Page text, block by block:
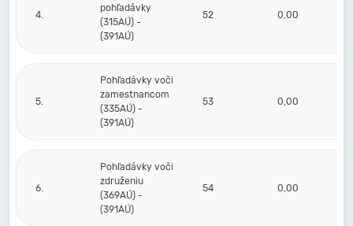
4.
pohľadávky
(315AÚ) -
(391AÚ)
52 0,00
5.
Pohľadávky voči
zamestnancom
(335AÚ) -
(391AÚ)
53 0,00
6.
Pohľadávky voči
združeniu
(369AÚ) -
(391AÚ)
54 0,00